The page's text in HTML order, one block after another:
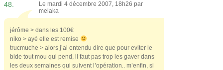
48.
Le mardi 4 décembre 2007, 18h26 par
melaka
jérôme > dans les 100€
niko > ayé elle est remise
trucmuche > alors j’ai entendu dire que pour eviter le
bide tout mou qui pend, il faut pas trop les gaver dans
les deux semaines qui suivent l’opération.. m’enfin, si